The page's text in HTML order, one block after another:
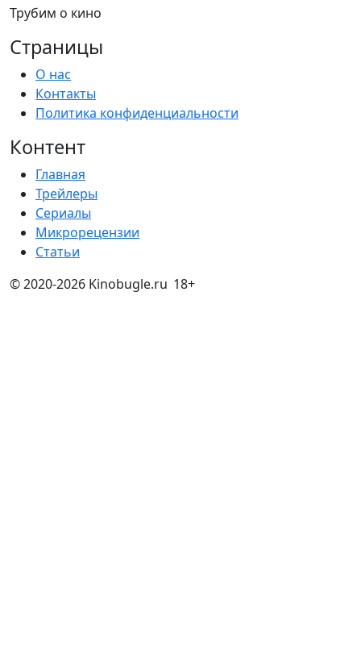
Трубим о кино
Страницы
О нас
Контакты
Политика конфиденциальности
Контент
Главная
Трейлеры
Сериалы
Микрорецензии
Статьи
© 2020-2026 Kinobugle.ru 18+